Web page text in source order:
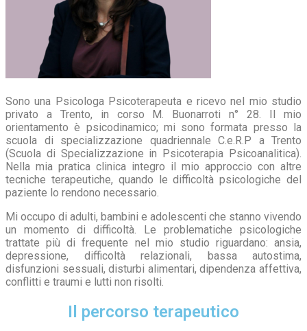
Sono una Psicologa Psicoterapeuta e ricevo nel mio studio
privato a Trento, in corso M. Buonarroti n° 28. Il mio
orientamento è psicodinamico; mi sono formata presso la
scuola di specializzazione quadriennale C.e.R.P a Trento
(Scuola di Specializzazione in Psicoterapia Psicoanalitica).
Nella mia pratica clinica integro il mio approccio con altre
tecniche terapeutiche, quando le difficoltà psicologiche del
paziente lo rendono necessario.
Mi occupo di adulti, bambini e adolescenti che stanno vivendo
un momento di difficoltà.
Le problematiche psicologiche
trattate più di frequente nel mio studio riguardano: ansia,
depressione, difficoltà relazionali, bassa autostima,
disfunzioni sessuali, disturbi alimentari, dipendenza affettiva,
conflitti e traumi e lutti non risolti.
Il percorso terapeutico